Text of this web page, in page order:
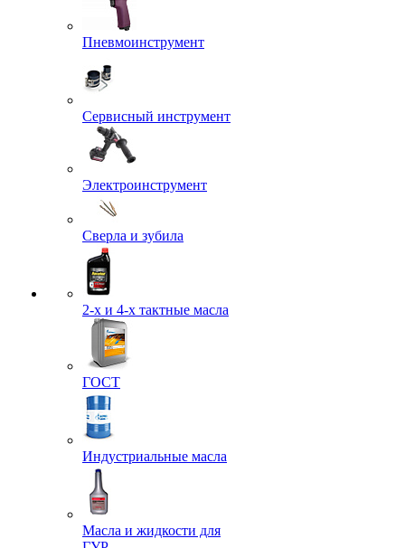
Пневмоинструмент
Сервисный инструмент
Электроинструмент
Сверла и зубила
2-х и 4-х тактные масла
ГОСТ
Индустриальные масла
Масла и жидкости для